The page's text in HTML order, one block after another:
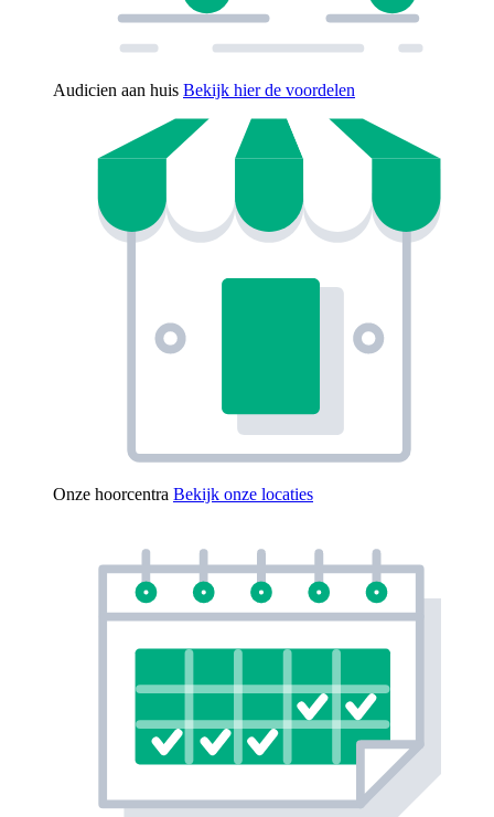
Audicien aan huis Bekijk hier de voordelen
Onze hoorcentra Bekijk onze locaties